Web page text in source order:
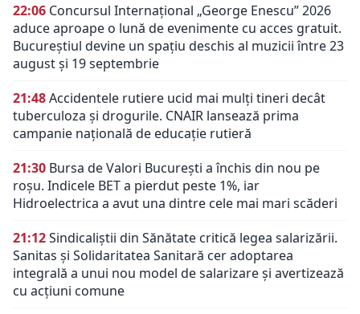
22:06 Concursul Internațional „George Enescu” 2026
aduce aproape o lună de evenimente cu acces gratuit.
Bucureștiul devine un spațiu deschis al muzicii între 23
august și 19 septembrie
21:48Accidentele rutiere ucid mai mulți tineri decât
tuberculoza și drogurile. CNAIR lansează prima
campanie națională de educație rutieră
21:30 Bursa de Valori București a închis din nou pe
roșu. Indicele BET a pierdut peste 1%, iar
Hidroelectrica a avut una dintre cele mai mari scăderi
21:12Sindicaliștii din Sănătate critică legea salarizării.
Sanitas și Solidaritatea Sanitară cer adoptarea
integrală a unui nou model de salarizare și avertizează
cu acțiuni comune